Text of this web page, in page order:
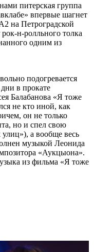
питерская группа
впервые шагнет
на Петроградской
н-ролльного толка
одним из
подогревается
в прокате
Балабанова «Я тоже
не кто иной, как
он не только
но и спел свою
а вообще весь
музыкой Леонида
«Аукцыона».
из фильма «Я тоже